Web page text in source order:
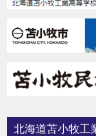
北海道苫小牧工